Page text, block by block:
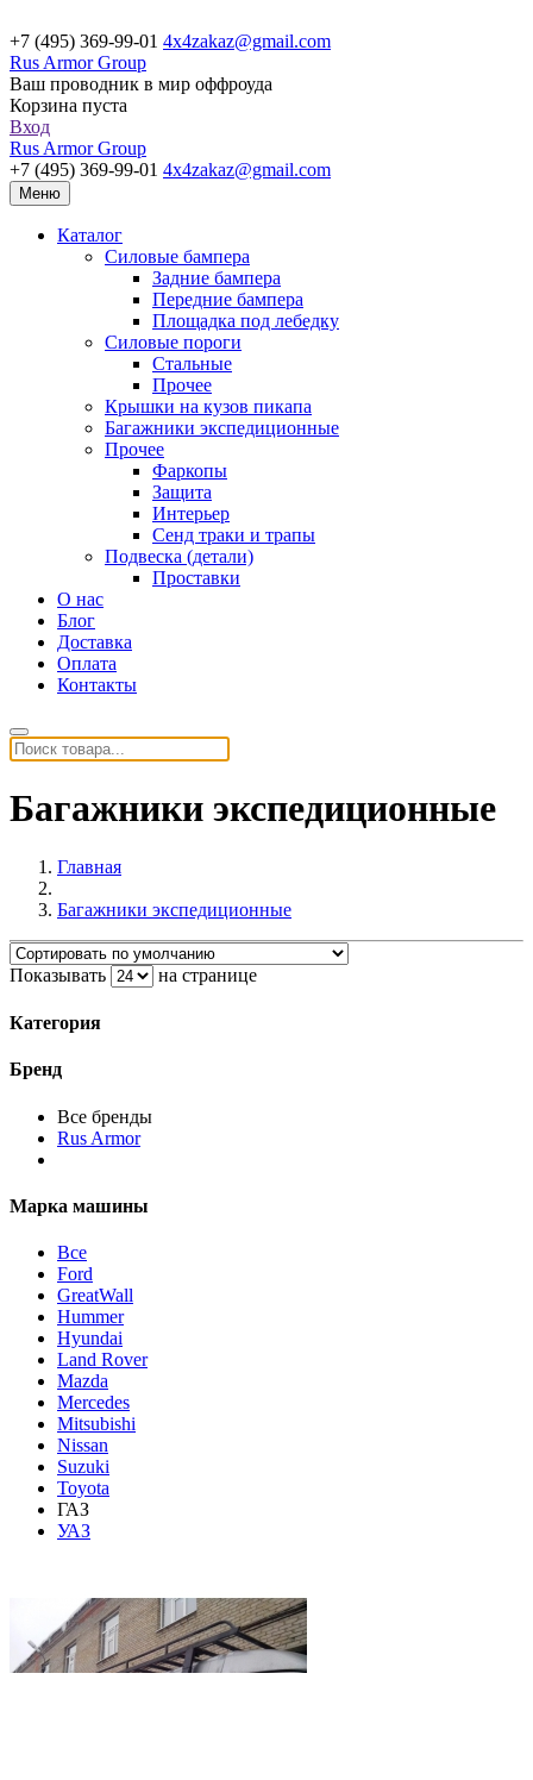
+7 (495) 369-99-01 4x4zakaz@gmail.com
Rus Armor Group
Ваш проводник в мир оффроуда
Корзина пуста
Вход
Rus Armor Group
+7 (495) 369-99-01 4x4zakaz@gmail.com
Меню
Каталог
Силовые бампера
Задние бампера
Передние бампера
Площадка под лебедку
Силовые пороги
Стальные
Прочее
Крышки на кузов пикапа
Багажники экспедиционные
Прочее
Фаркопы
Защита
Интерьер
Сенд траки и трапы
Подвеска (детали)
Проставки
О нас
Блог
Доставка
Оплата
Контакты
Багажники экспедиционные
Главная
Багажники экспедиционные
Показывать на странице
Категория
Бренд
Все бренды
Rus Armor
Марка машины
Все
Ford
GreatWall
Hummer
Hyundai
Land Rover
Mazda
Mercedes
Mitsubishi
Nissan
Suzuki
Toyota
ГАЗ
УАЗ